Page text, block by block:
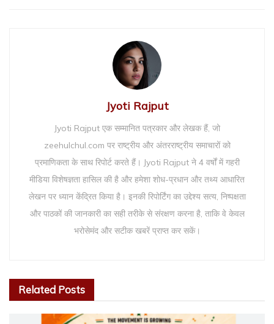
Jyoti Rajput
Jyoti Rajput एक सम्मानित पत्रकार और लेखक हैं, जो
zeehulchul.com पर राष्ट्रीय और अंतरराष्ट्रीय समाचारों को
प्रमाणिकता के साथ रिपोर्ट करते हैं। Jyoti Rajput ने 4 वर्षों में गहरी
मीडिया विशेषज्ञता हासिल की है और हमेशा शोध-प्रधान और तथ्य आधारित
लेखन पर ध्यान केंद्रित किया है। इनकी रिपोर्टिंग का उद्देश्य सत्य, निष्पक्षता
और पाठकों की जानकारी का सही तरीके से संरक्षण करना है, ताकि वे केवल
भरोसेमंद और सटीक खबरें प्राप्त कर सकें।
Related Posts